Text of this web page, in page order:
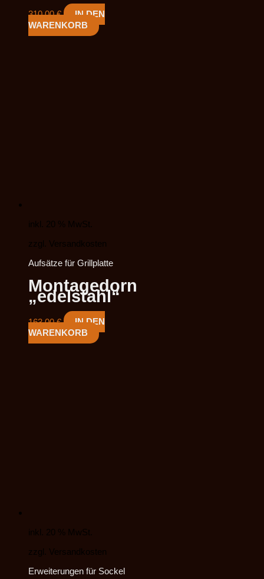
310,00€
IN DEN
WARENKORB
inkl. 20 % MwSt.
zzgl. Versandkosten
Aufsätze für Grillplatte
Montagedorn
„edelstahl“
163,00€
IN DEN
WARENKORB
inkl. 20 % MwSt.
zzgl. Versandkosten
Erweiterungen für Sockel